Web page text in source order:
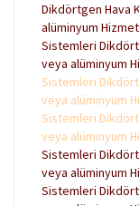
Dikdörtgen Hava
alüminyum
Sistemleri
veya alüminyum
Sistemleri
veya alüminyum
Sistemleri
veya alüminyum
Sistemleri
veya alüminyum
Sistemleri